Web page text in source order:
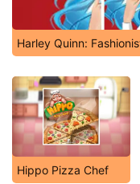
Harley Quinn:
Hippo Pizza Chef